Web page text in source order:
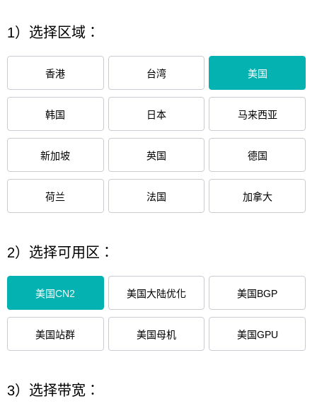
1）选择区域：
香港 台湾 美国
韩国 日本 马来西亚
新加坡 英国 德国
荷兰 法国 加拿大
2）选择可用区：
美国CN2 美国大陆优化 美国BGP
美国站群 美国母机 美国GPU
3）选择带宽：